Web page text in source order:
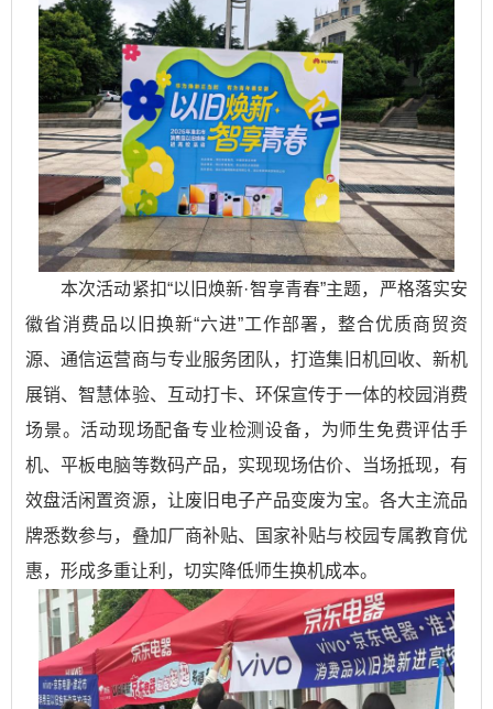
本次活动紧扣“以旧焕新·智享青春”主题，严格落实安
徽省消费品以旧换新“六进”工作部署，整合优质商贸资
源、通信运营商与专业服务团队，打造集旧机回收、新机
展销、智慧体验、互动打卡、环保宣传于一体的校园消费
场景。活动现场配备专业检测设备，为师生免费评估手
机、平板电脑等数码产品，实现现场估价、当场抵现，有
效盘活闲置资源，让废旧电子产品变废为宝。各大主流品
牌悉数参与，叠加厂商补贴、国家补贴与校园专属教育优
惠，形成多重让利，切实降低师生换机成本。